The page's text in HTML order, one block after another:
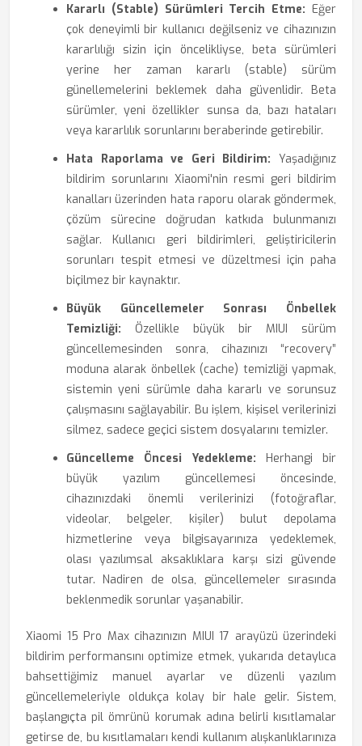
Kararlı (Stable) Sürümleri Tercih Etme: Eğer
çok deneyimli bir kullanıcı değilseniz ve cihazınızın
kararlılığı sizin için öncelikliyse, beta sürümleri
yerine her zaman kararlı (stable) sürüm
günellemelerini beklemek daha güvenlidir. Beta
sürümler, yeni özellikler sunsa da, bazı hataları
veya kararlılık sorunlarını beraberinde getirebilir.
Hata Raporlama ve Geri Bildirim: Yaşadığınız
bildirim sorunlarını Xiaomi'nin resmi geri bildirim
kanalları üzerinden hata raporu olarak göndermek,
çözüm sürecine doğrudan katkıda bulunmanızı
sağlar. Kullanıcı geri bildirimleri, geliştiricilerin
sorunları tespit etmesi ve düzeltmesi için paha
biçilmez bir kaynaktır.
Büyük Güncellemeler Sonrası Önbellek
Temizliği: Özellikle büyük bir MIUI sürüm
güncellemesinden sonra, cihazınızı “recovery”
moduna alarak önbellek (cache) temizliği yapmak,
sistemin yeni sürümle daha kararlı ve sorunsuz
çalışmasını sağlayabilir. Bu işlem, kişisel verilerinizi
silmez, sadece geçici sistem dosyalarını temizler.
Güncelleme Öncesi Yedekleme: Herhangi bir
büyük yazılım güncellemesi öncesinde,
cihazınızdaki önemli verilerinizi (fotoğraflar,
videolar, belgeler, kişiler) bulut depolama
hizmetlerine veya bilgisayarınıza yedeklemek,
olası yazılımsal aksaklıklara karşı sizi güvende
tutar. Nadiren de olsa, güncellemeler sırasında
beklenmedik sorunlar yaşanabilir.
Xiaomi 15 Pro Max cihazınızın MIUI 17 arayüzü üzerindeki
bildirim performansını optimize etmek, yukarıda detaylıca
bahsettiğimiz manuel ayarlar ve düzenli yazılım
güncellemeleriyle oldukça kolay bir hale gelir. Sistem,
başlangıçta pil ömrünü korumak adına belirli kısıtlamalar
getirse de, bu kısıtlamaları kendi kullanım alışkanlıklarınıza